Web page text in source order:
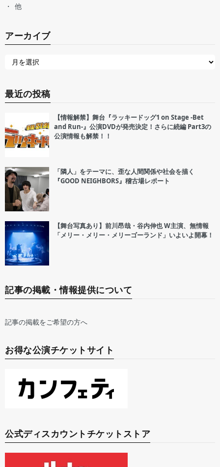
他
アーカイブ
最近の投稿
【情報解禁】舞台『ラッキードッグ1 on Stage -Bet
and Run-』公演DVDが発売決定！さらに続編 Part3の
公演情報も解禁！！
「隣人」をテーマに、歪な人間関係や社会を描く
『GOOD NEIGHBORS』稽古場レポート
【舞台写真あり】前川昂哉・谷内伸也 W主演、無情報
「メリー・メリー・メリーゴーランド」いよいよ開幕！
記事の掲載・情報提供について
記事の掲載をご希望の方へ
お得な公演チケットサイト
公式ディスカウントチケットストア